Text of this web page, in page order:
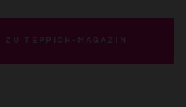
ZU TEPPICH-MAGAZIN